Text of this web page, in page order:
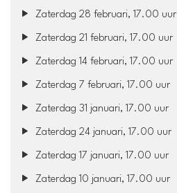
Zaterdag 28 februari, 17.00 uur
Zaterdag 21 februari, 17.00 uur
Zaterdag 14 februari, 17.00 uur
Zaterdag 7 februari, 17.00 uur
Zaterdag 31 januari, 17.00 uur
Zaterdag 24 januari, 17.00 uur
Zaterdag 17 januari, 17.00 uur
Zaterdag 10 januari, 17.00 uur